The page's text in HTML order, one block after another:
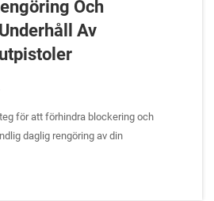
Och
Av
för att förhindra blockering och
daglig rengöring av din
kostsamma driftstopp och fel i
utrustning orsakar 37 % av